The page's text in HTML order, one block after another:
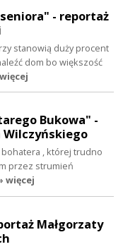
- reportaż
stanowią duży procent
dom bo większość
Bukowa" -
Wilczyńskiego
bohatera , której trudno
przez strumień
więcej
Małgorzaty